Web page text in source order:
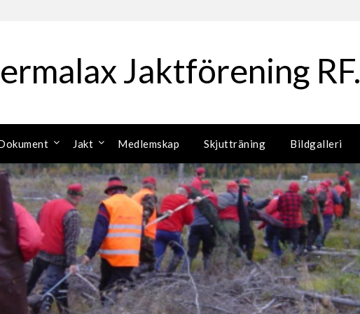
Jaktförening RF.
Jakt Medlemskap Skjutträning Bildgalleri